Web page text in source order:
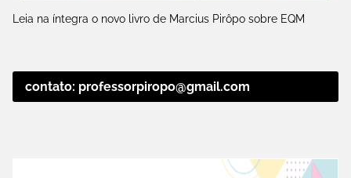
Leia na íntegra o novo livro de Marcius Pirôpo sobre EQM
contato: professorpiropo@gmail.com